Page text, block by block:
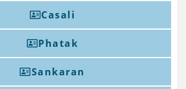
Casali
Phatak
Sankaran